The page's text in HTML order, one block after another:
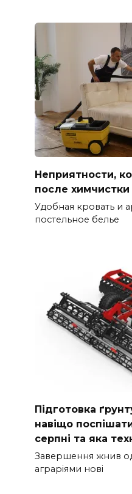
Неприятности,
после химчистки
Удобная кровать и
постельное белье
Підготовка
навіщо
серпні та яка
Завершення жнив
аграріями нові